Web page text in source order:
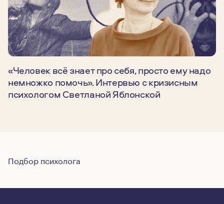
«Человек всё знает про себя, просто ему надо
немножко помочь». Интервью с кризисным
психологом Светланой Яблонской
Подбор психолога